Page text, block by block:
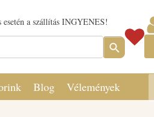
a szállítás INGYENES!
SEARCH
BUTTON
Blog Vélemények